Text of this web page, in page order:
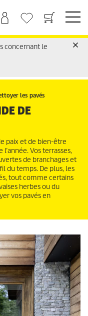
concernant le
les pavés
DE
paix et de bien-être
Vos terrasses,
de branchages et
du temps. De plus, les
tout comme certains
herbes ou du
vos pavés en